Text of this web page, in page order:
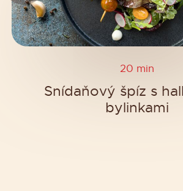
20 min
Snídaňový špíz s
bylinkami